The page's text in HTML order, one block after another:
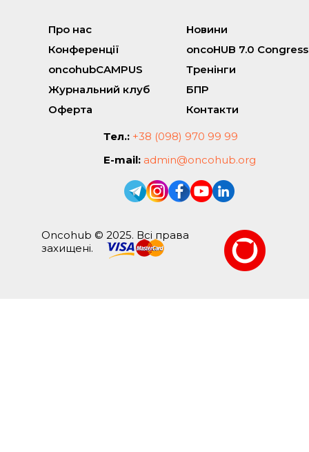
Про нас
Новини
Конференції
oncoHUB 7.0 Congress
oncohubCAMPUS
Тренінги
Журнальний клуб
БПР
Оферта
Контакти
Тел.: +38 (098) 970 99 99
E-mail: admin@oncohub.org
Oncohub © 2025. Всі права
захищені.